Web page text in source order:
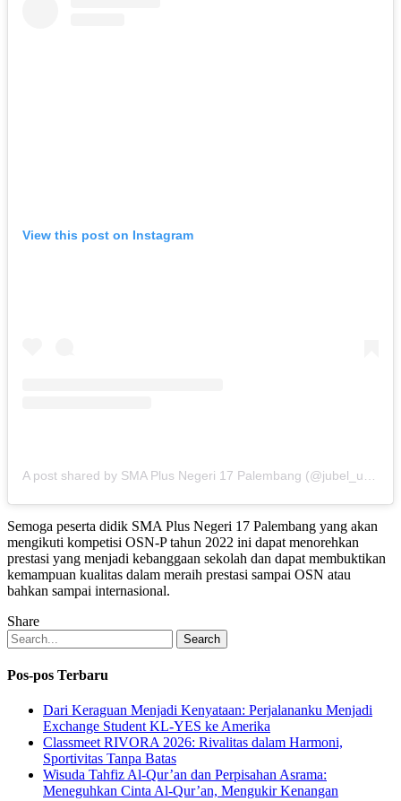
View this post on Instagram
Semoga peserta didik SMA Plus Negeri 17 Palembang yang akan
mengikuti kompetisi OSN-P tahun 2022 ini dapat menorehkan
prestasi yang menjadi kebanggaan sekolah dan dapat membuktikan
kemampuan kualitas dalam meraih prestasi sampai OSN atau
bahkan sampai internasional.
Share
Search
Pos-pos Terbaru
Dari Keraguan Menjadi Kenyataan: Perjalananku Menjadi
Exchange Student KL-YES ke Amerika
Classmeet RIVORA 2026: Rivalitas dalam Harmoni,
Sportivitas Tanpa Batas
Wisuda Tahfiz Al-Qur’an dan Perpisahan Asrama:
Meneguhkan Cinta Al-Qur’an, Mengukir Kenangan